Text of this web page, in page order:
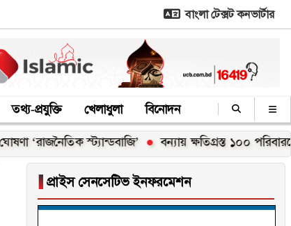
বাংলা টেক্সট কনভার্টার
তথ্য-প্রযুক্তি খেলাধুলা বিনোদন
স্ট্যান্ডবাজি’ বন্যায় ক্ষতিগ্রস্ত ১০০ পরিবারকে নতুন
▐ প্রাইস সেনসেটিভ ইনফরমেশন